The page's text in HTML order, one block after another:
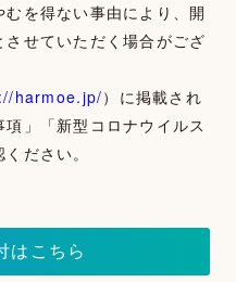
を得ない事由により、開
せていただく場合がござ
harmoe.jp/）に掲載され
」「新型コロナウイルス
ださい。
はこちら